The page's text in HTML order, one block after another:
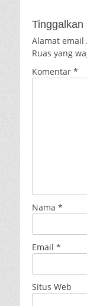
Tinggalkan
Alamat email
Ruas yang
Komentar *
Nama *
Email *
Situs Web